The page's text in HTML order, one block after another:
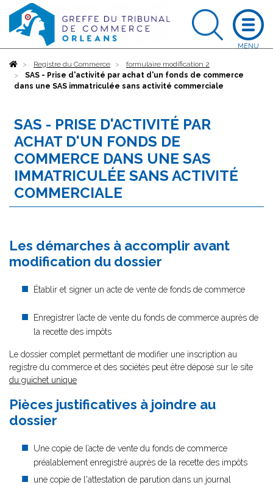
AccueilRegistre du Commerce
formulaire modification 2
SAS - Prise d'activité par achat d'un fonds de commerce
dans une SAS immatriculée sans activité commerciale
SAS - PRISE D'ACTIVITÉ PAR
ACHAT D'UN FONDS DE
COMMERCE DANS UNE SAS
IMMATRICULÉE SANS ACTIVITÉ
COMMERCIALE
Les démarches à accomplir avant
modification du dossier
Établir et signer un acte de vente de fonds de commerce
Enregistrer l’acte de vente du fonds de commerce auprès de
la recette des impôts
Le dossier complet permettant de modifier une inscription au
registre du commerce et des sociétés peut être déposé sur le site
du guichet unique
Pièces justificatives à joindre au
dossier
Une copie de l’acte de vente du fonds de commerce
préalablement enregistré auprès de la recette des impôts
une copie de l'attestation de parution dans un journal